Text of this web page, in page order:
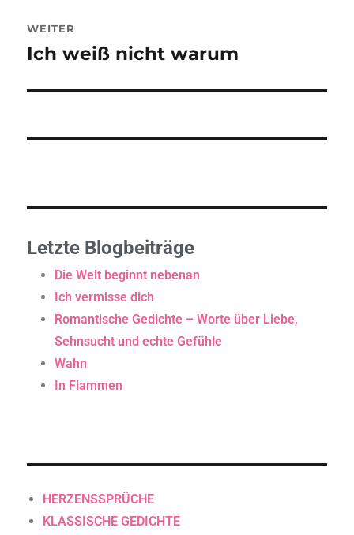
WEITER
Ich weiß nicht warum
Letzte Blogbeiträge
Die Welt beginnt nebenan
Ich vermisse dich
Romantische Gedichte – Worte über Liebe,
Sehnsucht und echte Gefühle
Wahn
In Flammen
HERZENSSPRÜCHE
KLASSISCHE GEDICHTE